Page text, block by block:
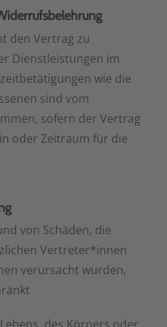
den Vertrag zu
Dienstleistungen im
wie die
sind vom
sofern der Vertrag
oder Zeitraum für die
von Schäden, die
Vertreter*innen
verursacht wurden,